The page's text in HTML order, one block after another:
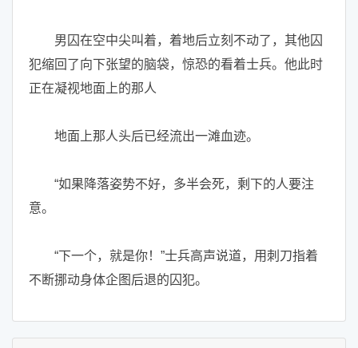
男囚在空中尖叫着，着地后立刻不动了，其他囚
犯缩回了向下张望的脑袋，惊恐的看着士兵。他此时
正在凝视地面上的那人
地面上那人头后已经流出一滩血迹。
“如果降落姿势不好，多半会死，剩下的人要注
意。
“下一个，就是你！”士兵高声说道，用刺刀指着
不断挪动身体企图后退的囚犯。